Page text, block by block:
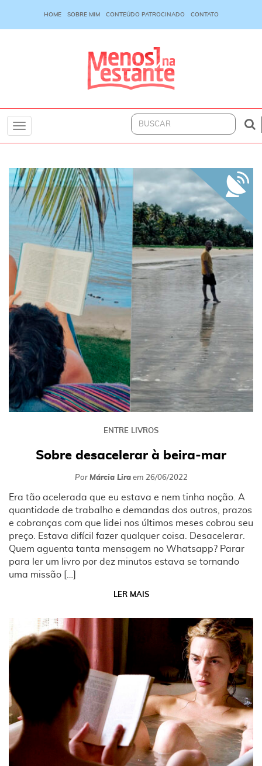
HOME SOBRE MIM CONTEÚDO PATROCINADO CONTATO
Toggle
ENTRE LIVROS
Sobre desacelerar à beira-mar
Por Márcia Liraem 26/06/2022
Era tão acelerada que eu estava e nem tinha noção. A
quantidade de trabalho e demandas dos outros, prazos
e cobranças com que lidei nos últimos meses cobrou seu
preço. Estava difícil fazer qualquer coisa. Desacelerar.
Quem aguenta tanta mensagem no Whatsapp? Parar
para ler um livro por dez minutos estava se tornando
uma missão […]
LER MAIS